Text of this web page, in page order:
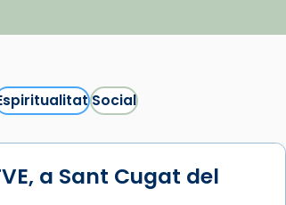
Social
a Sant Cugat del